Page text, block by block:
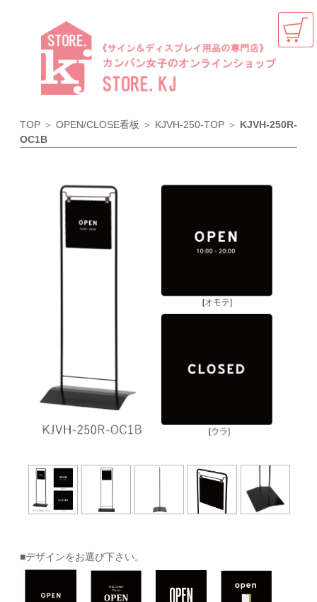
TOP ＞ OPEN/CLOSE看板 ＞ KJVH-250-TOP ＞ KJVH-250R-
OC1B
■デザインをお選び下さい。